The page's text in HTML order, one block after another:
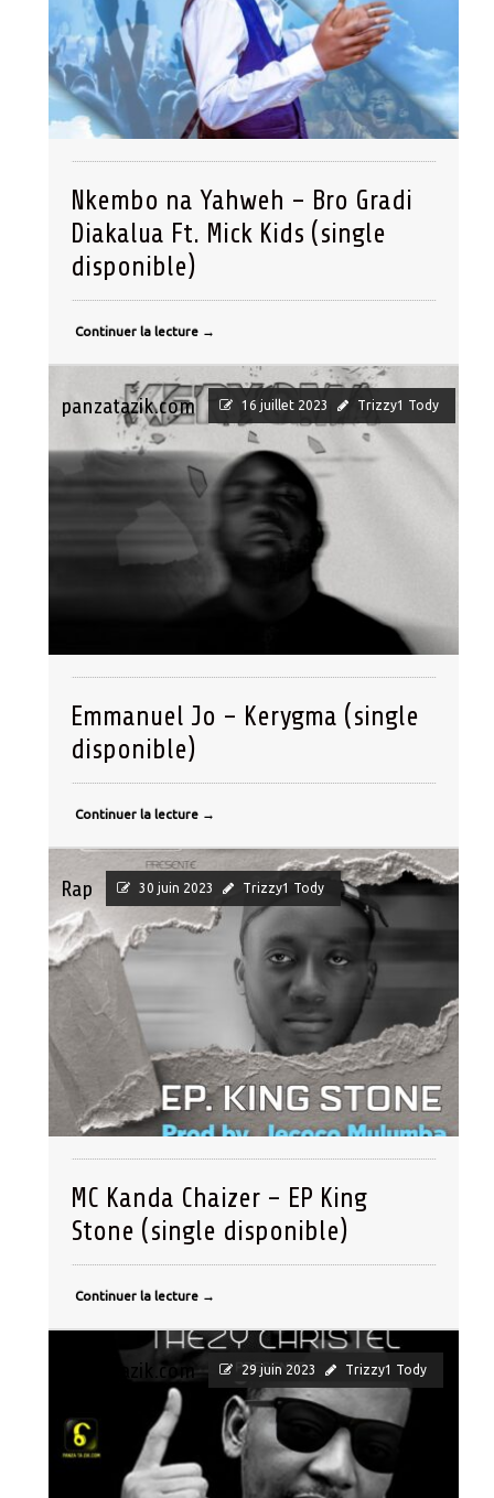
Nkembo na Yahweh – Bro Gradi
Diakalua Ft. Mick Kids (single
disponible)
Continuer la lecture →
panzatazik.com 16 juillet 2023 Trizzy1 Tody
Emmanuel Jo – Kerygma (single
disponible)
Continuer la lecture →
Rap 30 juin 2023 Trizzy1 Tody
MC Kanda Chaizer – EP King
Stone (single disponible)
Continuer la lecture →
panzatazik.com 29 juin 2023 Trizzy1 Tody